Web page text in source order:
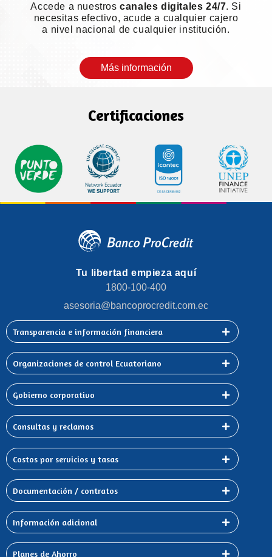
Accede a nuestroscanales digitales 24/7. Si
necesitas efectivo, acude a cualquier cajero
a nivel nacional de cualquier institución.
Más información
Certificaciones
Tu libertad empieza aquí
1800-100-400
asesoria@bancoprocredit.com.ec
Transparencia e información financiera
Organizaciones de control Ecuatoriano
Gobierno corporativo
Consultas y reclamos
Costos por servicios y tasas
Documentación / contratos
Información adicional
Planes de Ahorro